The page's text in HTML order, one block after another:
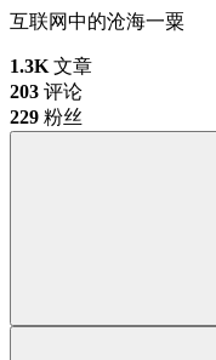
互联网中的沧海一粟
1.3K 文章
203 评论
229 粉丝